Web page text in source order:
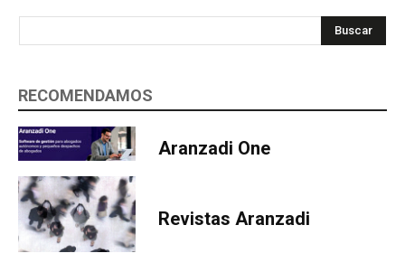
Buscar
RECOMENDAMOS
Aranzadi One
Revistas Aranzadi